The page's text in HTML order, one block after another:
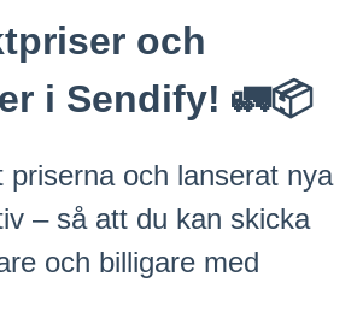
och
i Sendify! 🚛📦
priserna och lanserat nya
– så att du kan skicka
och billigare med